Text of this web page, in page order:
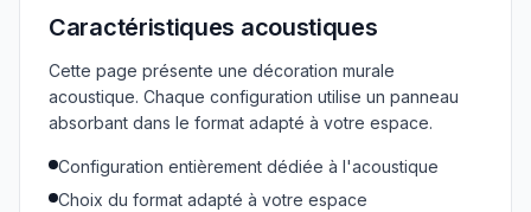
Caractéristiques acoustiques
Cette page présente une décoration murale
acoustique. Chaque configuration utilise un panneau
absorbant dans le format adapté à votre espace.
Configuration entièrement dédiée à l'acoustique
Choix du format adapté à votre espace